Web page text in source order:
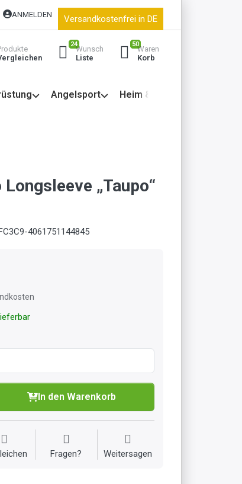
ANMELDEN Versandkostenfrei in DE
24
Wunsch
Liste
50
Waren
Korb
Angelsport Heim & Garten
„Taupo“
4061751144845
In den Warenkorb
Fragen? Weitersagen